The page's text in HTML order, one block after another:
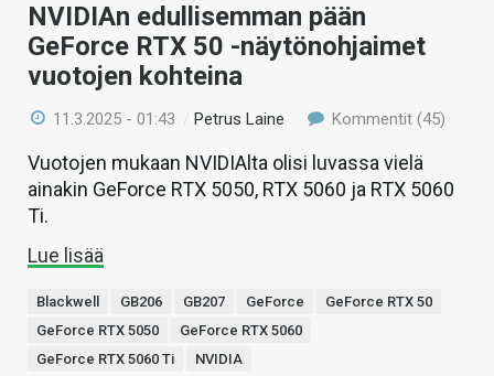
NVIDIAn edullisemman pään
GeForce RTX 50 -näytönohjaimet
vuotojen kohteina
11.3.2025 - 01:43 / Petrus Laine Kommentit (45)
Vuotojen mukaan NVIDIAlta olisi luvassa vielä
ainakin GeForce RTX 5050, RTX 5060 ja RTX 5060
Ti.
Lue lisää
Blackwell GB206 GB207 GeForce
GeForce RTX 50
GeForce RTX 5050
GeForce RTX 5060
GeForce RTX 5060 Ti
NVIDIA